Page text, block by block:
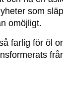
som
omöjligt.
farlig för öl